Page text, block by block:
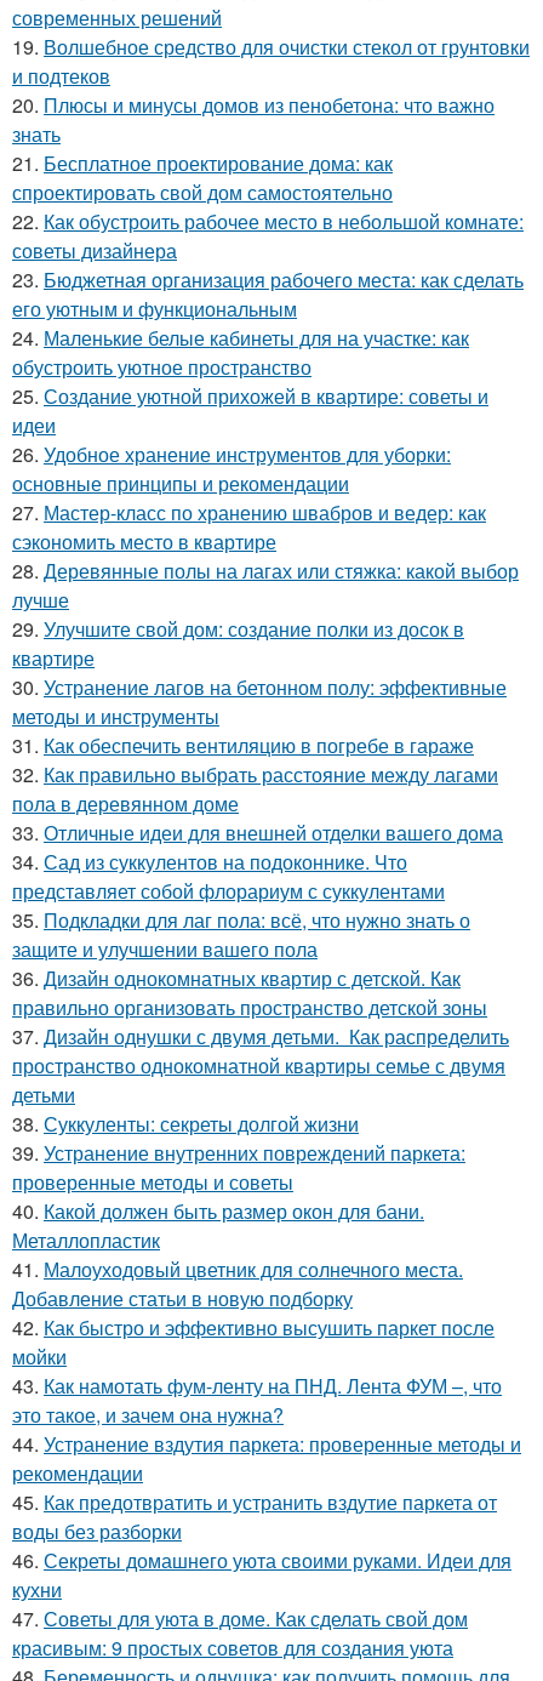
современных решений
19. Волшебное средство для очистки стекол от грунтовки
и подтеков
20. Плюсы и минусы домов из пенобетона: что важно
знать
21. Бесплатное проектирование дома: как
спроектировать свой дом самостоятельно
22. Как обустроить рабочее место в небольшой комнате:
советы дизайнера
23. Бюджетная организация рабочего места: как сделать
его уютным и функциональным
24. Маленькие белые кабинеты для на участке: как
обустроить уютное пространство
25. Создание уютной прихожей в квартире: советы и
идеи
26. Удобное хранение инструментов для уборки:
основные принципы и рекомендации
27. Мастер-класс по хранению швабров и ведер: как
сэкономить место в квартире
28. Деревянные полы на лагах или стяжка: какой выбор
лучше
29. Улучшите свой дом: создание полки из досок в
квартире
30. Устранение лагов на бетонном полу: эффективные
методы и инструменты
31. Как обеспечить вентиляцию в погребе в гараже
32. Как правильно выбрать расстояние между лагами
пола в деревянном доме
33. Отличные идеи для внешней отделки вашего дома
34. Сад из суккулентов на подоконнике. Что
представляет собой флорариум с суккулентами
35. Подкладки для лаг пола: всё, что нужно знать о
защите и улучшении вашего пола
36. Дизайн однокомнатных квартир с детской. Как
правильно организовать пространство детской зоны
37. Дизайн однушки с двумя детьми. Как распределить
пространство однокомнатной квартиры семье с двумя
детьми
38. Суккуленты: секреты долгой жизни
39. Устранение внутренних повреждений паркета:
проверенные методы и советы
40. Какой должен быть размер окон для бани.
Металлопластик
41. Малоуходовый цветник для солнечного места.
Добавление статьи в новую подборку
42. Как быстро и эффективно высушить паркет после
мойки
43. Как намотать фум-ленту на ПНД. Лента ФУМ –, что
это такое, и зачем она нужна?
44. Устранение вздутия паркета: проверенные методы и
рекомендации
45. Как предотвратить и устранить вздутие паркета от
воды без разборки
46. Секреты домашнего уюта своими руками. Идеи для
кухни
47. Советы для уюта в доме. Как сделать свой дом
красивым: 9 простых советов для создания уюта